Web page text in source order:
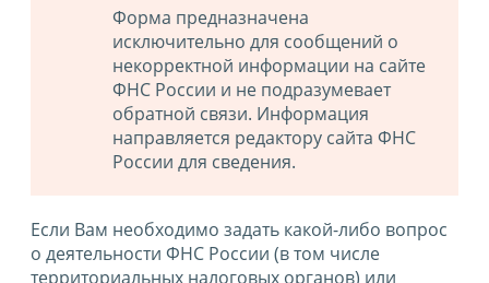
Форма предназначена
исключительно для сообщений о
некорректной информации на сайте
ФНС России и не подразумевает
обратной связи. Информация
направляется редактору сайта ФНС
России для сведения.
Если Вам необходимо задать какой-либо вопрос
о деятельности ФНС России (в том числе
территориальных налоговых органов) или